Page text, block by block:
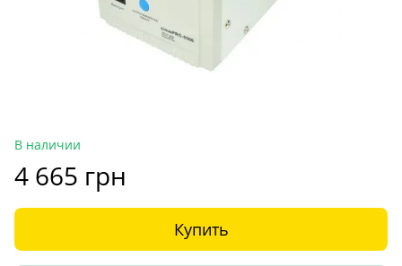
В наличии
4 665 грн
Купить